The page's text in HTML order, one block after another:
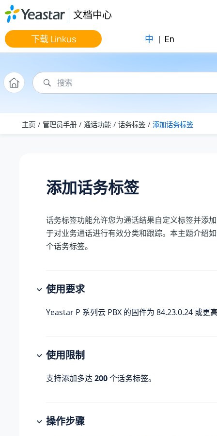
跳转到主要内容
文档中心
下载 Linkus 中 | En
主页 管理员手册 通话功能 话务标签 添加话务标签
添加话务标签
话务标签功能允许您为通话结果自定义标签并添
于对业务通话进行有效分类和跟踪。本主题介绍
个话务标签。
使用要求
Yeastar P 系列云 PBX 的固件为 84.23.0.24 或更
使用限制
支持添加多达200个话务标签。
操作步骤